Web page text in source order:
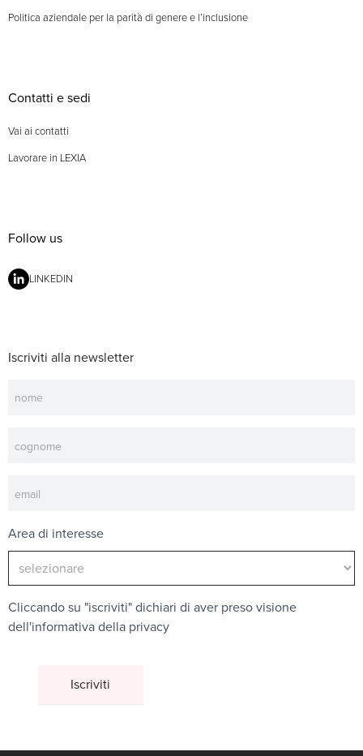
Politica aziendale per la parità di genere e l’inclusione
Contatti e sedi
Vai ai contatti
Lavorare in LEXIA
Follow us
LINKEDIN
Iscriviti alla newsletter
Area di interesse
Cliccando su "iscriviti" dichiari di aver preso visione
dell'informativa della privacy